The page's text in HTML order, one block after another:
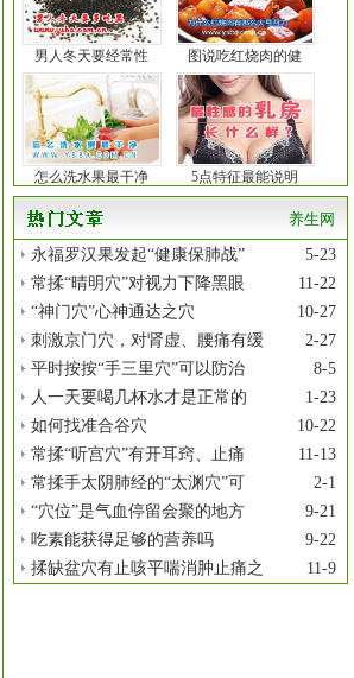
男人冬天要经常性 图说吃红烧肉的健
怎么洗水果最干净 5点特征最能说明
养生网
5-23
永福罗汉果发起“健康保肺战”
11-22
常揉“晴明穴”对视力下降黑眼
10-27
“神门穴”心神通达之穴
2-27
刺激京门穴，对肾虚、腰痛有缓
8-5
平时按按“手三里穴”可以防治
1-23
人一天要喝几杯水才是正常的
10-22
如何找准合谷穴
11-13
常揉“听宫穴”有开耳窍、止痛
2-1
常揉手太阴肺经的“太渊穴”可
9-21
“穴位”是气血停留会聚的地方
9-22
吃素能获得足够的营养吗
11-9
揉缺盆穴有止咳平喘消肿止痛之